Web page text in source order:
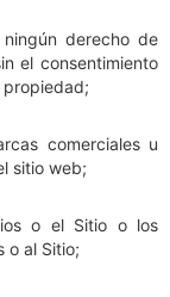
derecho de
el consentimiento
comerciales u
sitio web;
o el Sitio o los
o al Sitio;